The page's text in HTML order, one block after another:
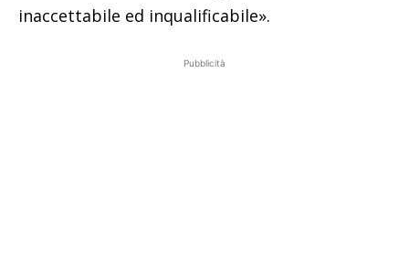
inaccettabile ed inqualificabile».
Pubblicità